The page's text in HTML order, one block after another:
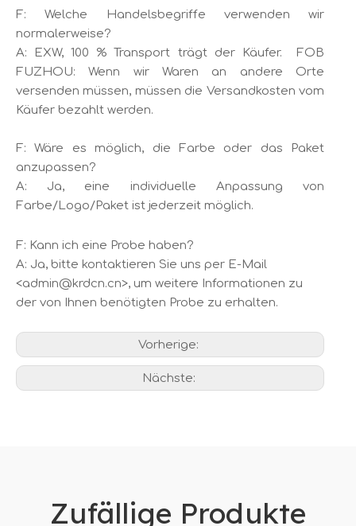
F: Welche Handelsbegriffe verwenden wir
normalerweise?
A: EXW, 100 % Transport trägt der Käufer. FOB
FUZHOU: Wenn wir Waren an andere Orte
versenden müssen, müssen die Versandkosten vom
Käufer bezahlt werden.
F: Wäre es möglich, die Farbe oder das Paket
anzupassen?
A: Ja, eine individuelle Anpassung von
Farbe/Logo/Paket ist jederzeit möglich.
F: Kann ich eine Probe haben?
A: Ja, bitte kontaktieren Sie uns per E-Mail
<admin@krdcn.cn>, um weitere Informationen zu
der von Ihnen benötigten Probe zu erhalten.
Vorherige:
Nächste:
Zufällige Produkte